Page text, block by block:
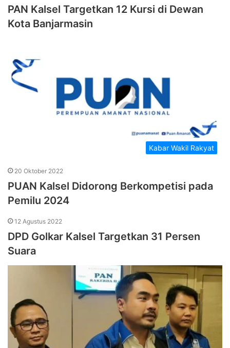
PAN Kalsel Targetkan 12 Kursi di Dewan
Kota Banjarmasin
Kabar Wakil Rakyat
20 Oktober 2022
PUAN Kalsel Didorong Berkompetisi pada
Pemilu 2024
12 Agustus 2022
DPD Golkar Kalsel Targetkan 31 Persen
Suara